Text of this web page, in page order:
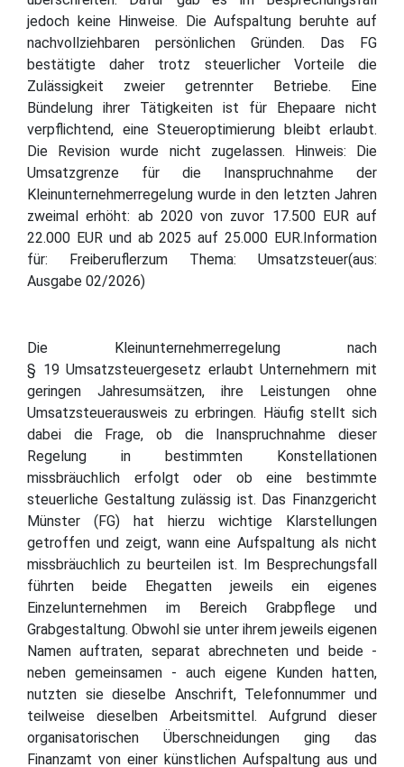
jedoch keine Hinweise. Die Aufspaltung beruhte auf
nachvollziehbaren persönlichen Gründen. Das FG
bestätigte daher trotz steuerlicher Vorteile die
Zulässigkeit zweier getrennter Betriebe. Eine
Bündelung ihrer Tätigkeiten ist für Ehepaare nicht
verpflichtend, eine Steueroptimierung bleibt erlaubt.
Die Revision wurde nicht zugelassen. Hinweis: Die
Umsatzgrenze für die Inanspruchnahme der
Kleinunternehmerregelung wurde in den letzten Jahren
zweimal erhöht: ab 2020 von zuvor 17.500 EUR auf
22.000 EUR und ab 2025 auf 25.000 EUR.Information
für: Freiberuflerzum Thema: Umsatzsteuer(aus:
Ausgabe 02/2026)
Die Kleinunternehmerregelung nach
§ 19 Umsatzsteuergesetz erlaubt Unternehmern mit
geringen Jahresumsätzen, ihre Leistungen ohne
Umsatzsteuerausweis zu erbringen. Häufig stellt sich
dabei die Frage, ob die Inanspruchnahme dieser
Regelung in bestimmten Konstellationen
missbräuchlich erfolgt oder ob eine bestimmte
steuerliche Gestaltung zulässig ist. Das Finanzgericht
Münster (FG) hat hierzu wichtige Klarstellungen
getroffen und zeigt, wann eine Aufspaltung als nicht
missbräuchlich zu beurteilen ist. Im Besprechungsfall
führten beide Ehegatten jeweils ein eigenes
Einzelunternehmen im Bereich Grabpflege und
Grabgestaltung. Obwohl sie unter ihrem jeweils eigenen
Namen auftraten, separat abrechneten und beide -
neben gemeinsamen - auch eigene Kunden hatten,
nutzten sie dieselbe Anschrift, Telefonnummer und
teilweise dieselben Arbeitsmittel. Aufgrund dieser
organisatorischen Überschneidungen ging das
Finanzamt von einer künstlichen Aufspaltung aus und